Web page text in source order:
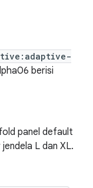
berisi
panel default
L dan XL.